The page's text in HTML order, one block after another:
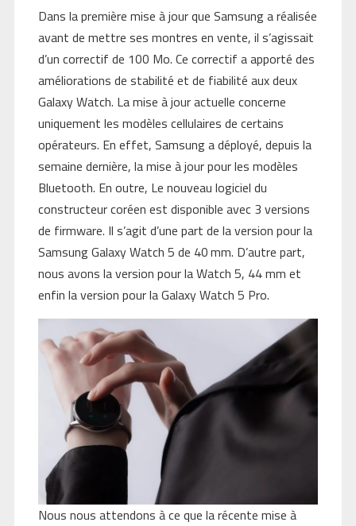
Dans la première mise à jour que Samsung a réalisée
avant de mettre ses montres en vente, il s’agissait
d’un correctif de 100 Mo. Ce correctif a apporté des
améliorations de stabilité et de fiabilité aux deux
Galaxy Watch. La mise à jour actuelle concerne
uniquement les modèles cellulaires de certains
opérateurs. En effet, Samsung a déployé, depuis la
semaine dernière, la mise à jour pour les modèles
Bluetooth. En outre, Le nouveau logiciel du
constructeur coréen est disponible avec 3 versions
de firmware. Il s’agit d’une part de la version pour la
Samsung Galaxy Watch 5 de 40 mm. D’autre part,
nous avons la version pour la Watch 5, 44 mm et
enfin la version pour la Galaxy Watch 5 Pro.
Nous nous attendons à ce que la récente mise à